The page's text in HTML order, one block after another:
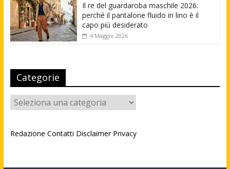
Il re del guardaroba maschile 2026:
perché il pantalone fluido in lino è il
capo più desiderato
4 Maggio 2026
Categorie
Categorie
Redazione Contatti Disclaimer Privacy